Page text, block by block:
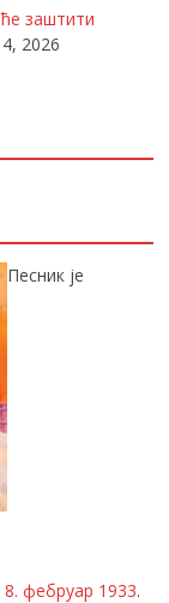
заштити
2026
Песник је
8. фебруар 1933.